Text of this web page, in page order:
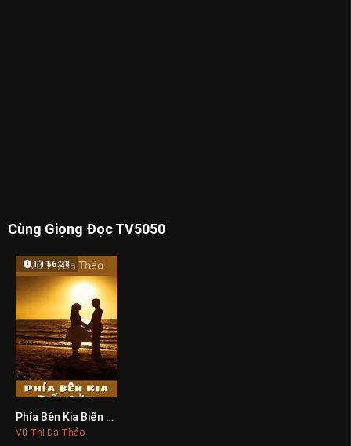
Cùng Giọng Đọc TV5050
0
14:56:28
Phía Bên Kia Biển Lớn
Vũ Thị Dạ Thảo